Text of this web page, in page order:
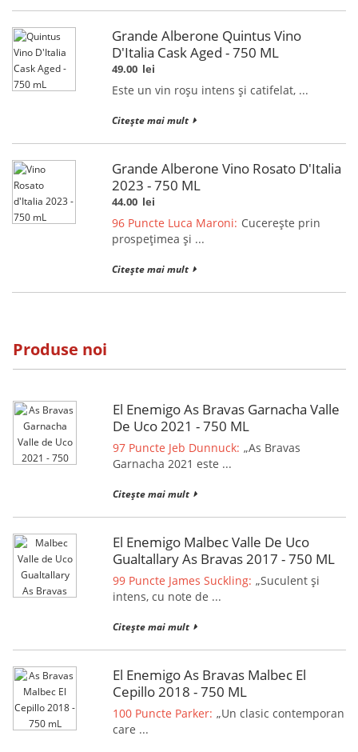
Grande Alberone Quintus Vino
D'Italia Cask Aged - 750 ML
49.00 lei
Este un vin roșu intens și catifelat, ...
Citește mai mult
Grande Alberone Vino Rosato D'Italia
2023 - 750 ML
44.00 lei
96 Puncte Luca Maroni: Cucerește prin
prospețimea și ...
Citește mai mult
Produse noi
El Enemigo As Bravas Garnacha Valle
De Uco 2021 - 750 ML
97 Puncte Jeb Dunnuck: „As Bravas
Garnacha 2021 este ...
Citește mai mult
El Enemigo Malbec Valle De Uco
Gualtallary As Bravas 2017 - 750 ML
99 Puncte James Suckling: „Suculent și
intens, cu note de ...
Citește mai mult
El Enemigo As Bravas Malbec El
Cepillo 2018 - 750 ML
100 Puncte Parker: „Un clasic contemporan
care ...